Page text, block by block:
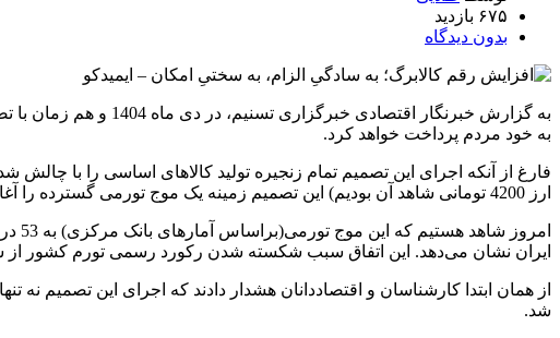
۶۷۵ بازدید
بدون دیدگاه
به گزارش خبرنگار
به خود مردم پرداخت خواهد کرد.
ارز 4200 تومانی شاهد آن بودیم) این تصمیم زمینه یک موج تورمی گسترده را آغاز کرد.
ایران نشان می‌دهد. این اتفاق سبب شکسته شدن رکورد رسمی تورم کشور از سال
از همان ابتدا کارشناسان و اقتصاددانان هشدار دادند که اجرای این تصمیم
شد.